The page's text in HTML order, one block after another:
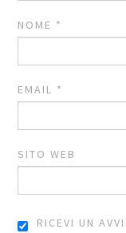
NOME *
EMAIL *
SITO WEB
RICEVI UN